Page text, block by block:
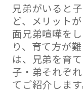
兄弟がいると
ど、メリット
面兄弟喧嘩を
り、育て方が
は、兄弟を育
子・弟それぞ
てご紹介します